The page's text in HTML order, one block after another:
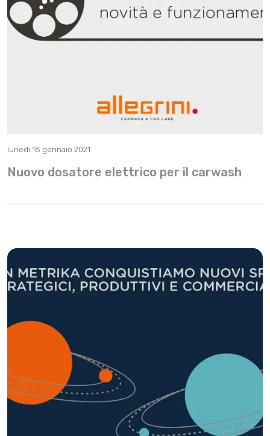
lunedì 18 gennaio 2021
Nuovo dosatore elettrico per il carwash